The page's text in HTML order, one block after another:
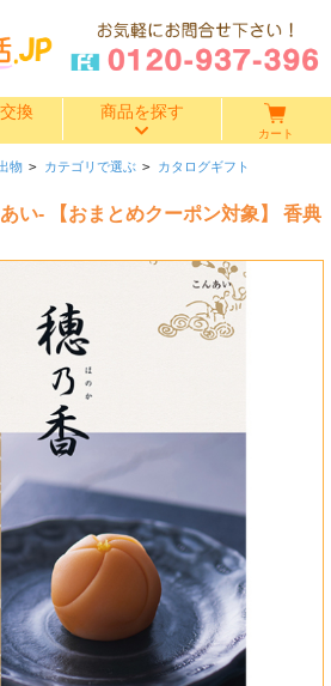
換 商品を探す
カート
物 > カテゴリで選ぶ > カタログギフト
い- 【おまとめクーポン対象】 香典